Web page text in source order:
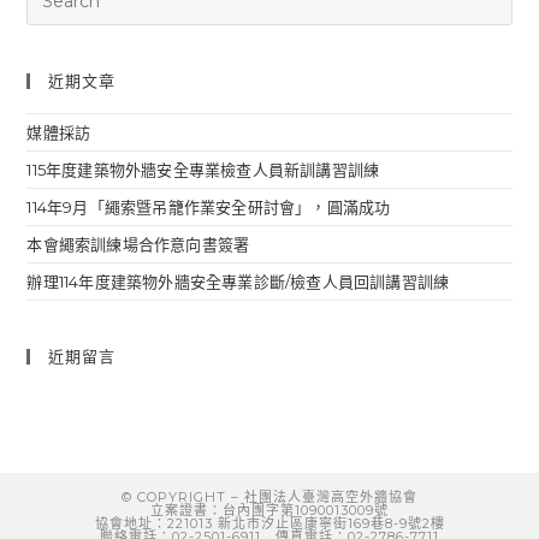
近期文章
媒體採訪
115年度建築物外牆安全專業檢查人員新訓講習訓練
114年9月「繩索曁吊籠作業安全研討會」，圓滿成功
本會繩索訓練場合作意向書簽署
辦理114年度建築物外牆安全專業診斷/檢查人員回訓講習訓練
近期留言
© COPYRIGHT – 社團法人臺灣高空外牆協會
立案證書：台內團字第1090013009號
協會地址：221013 新北市汐止區康寧街169巷8-9號2樓